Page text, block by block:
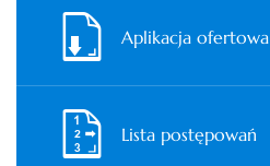
Aplikacja ofertowa
Lista postępowań